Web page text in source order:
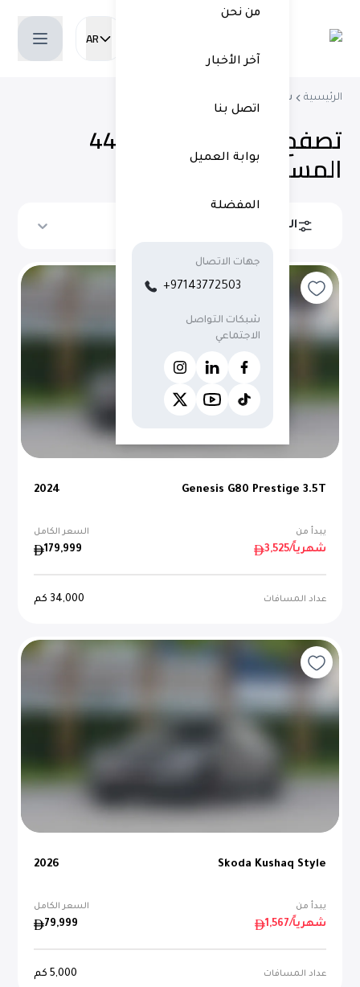
AR
Current language:
من نحن
آخر الأخبار
اتصل بنا
بوابة العميل
المفضلة
جهات الاتصال
+97143772503
شبكات التواصل
الاجتماعي
الرئيسية شراء سيارات مستعملة
تصفح جميع 443 السيارات
المستعملةفي دبي
الفلاتر
Genesis G80 Prestige 3.5T
2024
يبدأ من السعر الكامل
3,525 /شهرياً 179,999
عداد المسافات 34,000 كم
Skoda Kushaq Style
2026
يبدأ من السعر الكامل
1,567 /شهرياً 79,999
عداد المسافات 5,000 كم